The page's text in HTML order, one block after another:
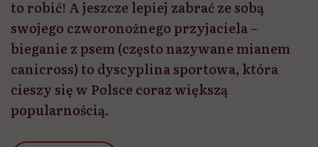
to robić! A jeszcze lepiej zabrać ze sobą
swojego czworonożnego przyjaciela –
bieganie z psem (często nazywane mianem
canicross) to dyscyplina sportowa, która
cieszy się w Polsce coraz większą
popularnością.